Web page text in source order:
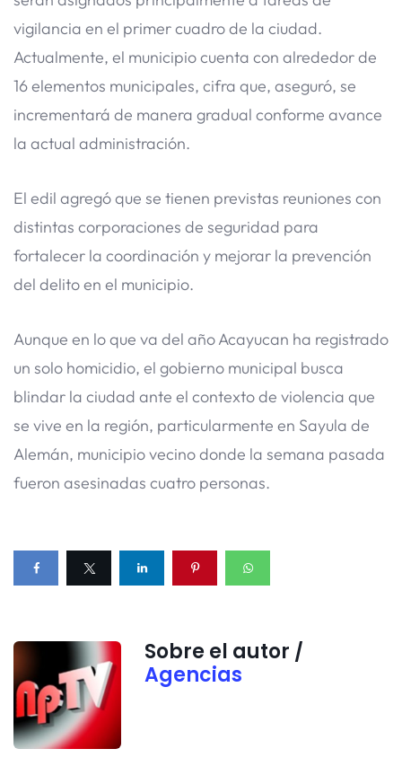
vigilancia en el primer cuadro de la ciudad.
Actualmente, el municipio cuenta con alrededor de
16 elementos municipales, cifra que, aseguró, se
incrementará de manera gradual conforme avance
la actual administración.
El edil agregó que se tienen previstas reuniones con
distintas corporaciones de seguridad para
fortalecer la coordinación y mejorar la prevención
del delito en el municipio.
Aunque en lo que va del año Acayucan ha registrado
un solo homicidio, el gobierno municipal busca
blindar la ciudad ante el contexto de violencia que
se vive en la región, particularmente en Sayula de
Alemán, municipio vecino donde la semana pasada
fueron asesinadas cuatro personas.
Sobre el autor /
Agencias